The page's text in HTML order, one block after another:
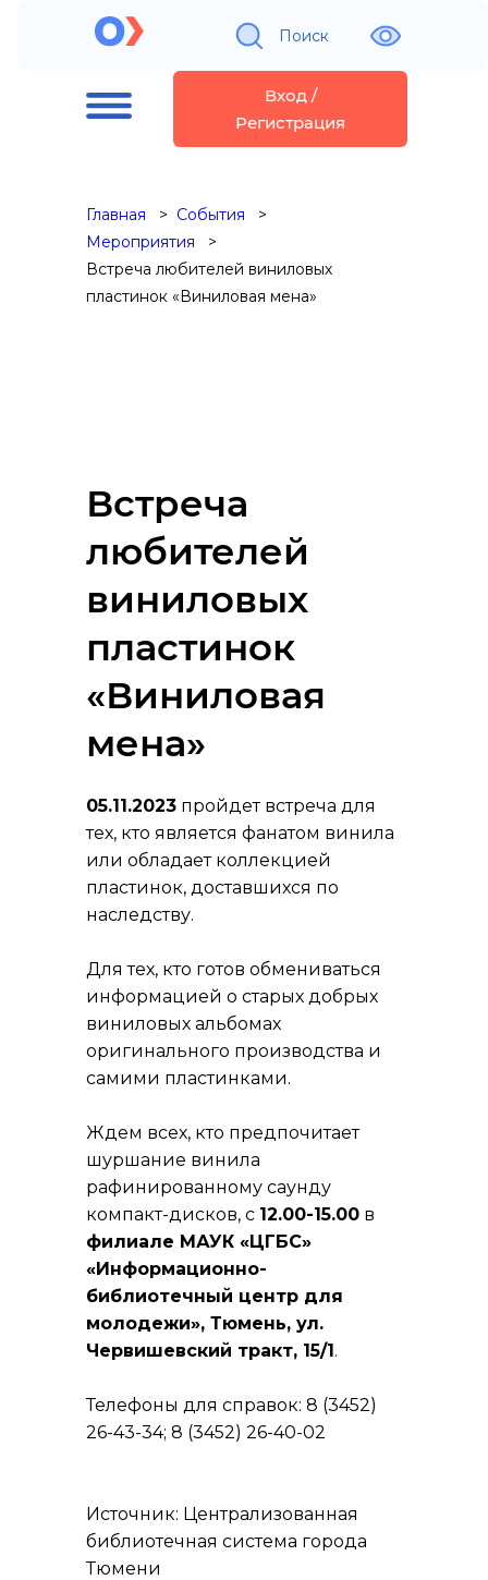
Поиск
Вход /
Регистрация
Главная
События
Мероприятия
Встреча любителей виниловых
пластинок «Виниловая мена»
Встреча
любителей
виниловых
пластинок
«Виниловая
мена»
05.11.2023 пройдет встреча для
тех, кто является фанатом винила
или обладает коллекцией
пластинок, доставшихся по
наследству.
Для тех, кто готов обмениваться
информацией о старых добрых
виниловых альбомах
оригинального производства и
самими пластинками.
Ждем всех, кто предпочитает
шуршание винила
рафинированному саунду
компакт-дисков, с 12.00-15.00 в
филиале МАУК «ЦГБС»
«Информационно-
библиотечный центр для
молодежи», Тюмень, ул.
Червишевский тракт, 15/1.
Телефоны для справок: 8 (3452)
26-43-34; 8 (3452) 26-40-02
Источник: Централизованная
библиотечная система города
Тюмени